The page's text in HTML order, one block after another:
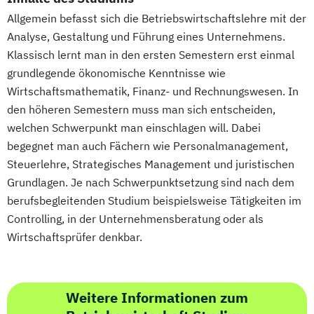
Fit am PC mit Windows 11 und Office
2019/365
Französisch (Vorbereitung auf das DELF-
Sprachdiplom B1 und B2)
Französisch für Anfänger
Programm für Führungskräfte und
Führungsnachwuchs
Führungstraining Supervision mit IHK-
Zertifikat
Gastronomiemanagement
Gebäudeenergieberater/in (HWK)
Gepr. Bilanzbuchhalter/in (IHK)
Wirtschaftsingenieurwesen Erneuerbare
Energien
Wirtschaftsingenieurwesen Maschinenbau
Wirtschaftsingenieurwesen für Ingenieure
Wirtschaftsingenieurwesen für
Wirtschaftswissenschaftler
Wirtschaftsingenieurwesen – Digitale
Produktion
Wirtschafts­ingenieur­wesen
Fahrzeugtechnik
Wirtschafts­ingenieur­wesen Informatik
Wirtschafts­ingenieur­wesen
Intelligenz
Wirtschafts­ingenieur­wesen Lebensmittel
im Bachelor Wirtschaftswissenschaft
im Master Rechtswissenschaft
im Master Wirtschaftswissenschaft
im Studiengang Rechtswissenschaft (Erste
juristische Prüfung)
Allgemein befasst sich die Betriebswirtschaftslehre mit der
Analyse, Gestaltung und Führung eines Unternehmens.
Klassisch lernt man in den ersten Semestern erst einmal
grundlegende ökonomische Kenntnisse wie
Wirtschaftsmathematik, Finanz- und Rechnungswesen. In
den höheren Semestern muss man sich entscheiden,
welchen Schwerpunkt man einschlagen will. Dabei
begegnet man auch Fächern wie Personalmanagement,
Steuerlehre, Strategisches Management und juristischen
Grundlagen. Je nach Schwerpunktsetzung sind nach dem
berufsbegleitenden Studium beispielsweise Tätigkeiten im
Controlling, in der Unternehmensberatung oder als
Wirtschaftsprüfer denkbar.
Weitere Informationen zum